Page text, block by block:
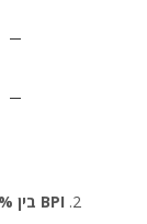
BPI בין 50% ל-70%: